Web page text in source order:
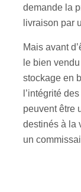
demande la
livraison par
Mais avant
le bien
stockage en
l’intégrité
peuvent être
destinés à la
un